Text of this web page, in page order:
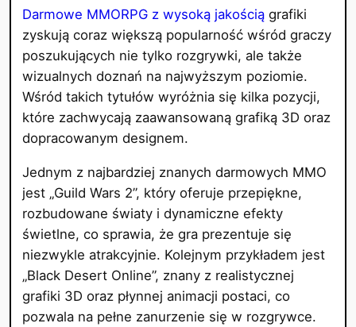
Darmowe MMORPG z wysoką jakościągrafiki
zyskują coraz większą popularność wśród graczy
poszukujących nie tylko rozgrywki, ale także
wizualnych doznań na najwyższym poziomie.
Wśród takich tytułów wyróżnia się kilka pozycji,
które zachwycają zaawansowaną grafiką 3D oraz
dopracowanym designem.
Jednym z najbardziej znanych darmowych MMO
jest „Guild Wars 2”, który oferuje przepiękne,
rozbudowane światy i dynamiczne efekty
świetlne, co sprawia, że gra prezentuje się
niezwykle atrakcyjnie. Kolejnym przykładem jest
„Black Desert Online”, znany z realistycznej
grafiki 3D oraz płynnej animacji postaci, co
pozwala na pełne zanurzenie się w rozgrywce.